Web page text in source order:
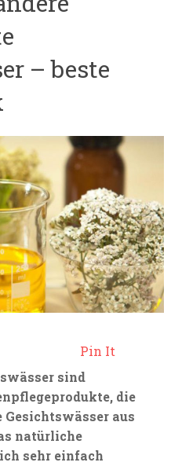
– beste
Pin It
sind
die
aus
natürliche
sehr einfach